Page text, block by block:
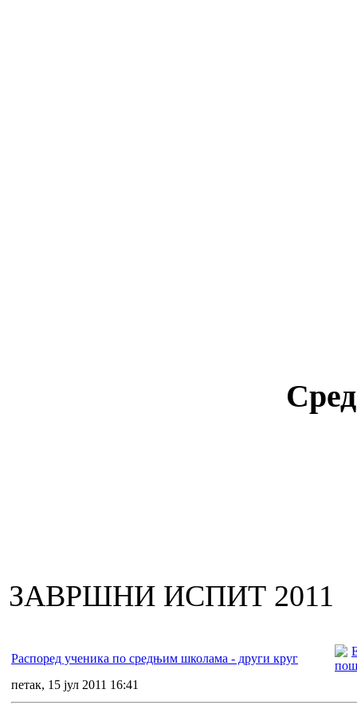
ЗАВРШНИ ИСПИТ 2011
Распоред ученика по средњим школама - други круг
петак, 15 јул 2011 16:41